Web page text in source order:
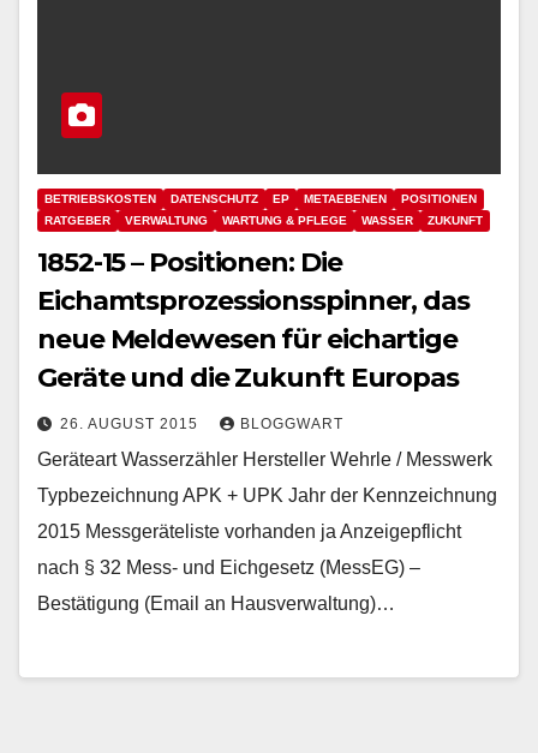
BETRIEBSKOSTEN DATENSCHUTZ EP METAEBENEN
POSITIONEN
RATGEBER
VERWALTUNG WARTUNG & PFLEGE WASSER ZUKUNFT
1852-15 – Positionen: Die
Eichamtsprozessionsspinner, das
neue Meldewesen für eichartige
Geräte und die Zukunft Europas
26. AUGUST 2015 BLOGGWART
Geräteart Wasserzähler Hersteller Wehrle / Messwerk
Typbezeichnung APK + UPK Jahr der Kennzeichnung
2015 Messgeräteliste vorhanden ja Anzeigepflicht
nach § 32 Mess- und Eichgesetz (MessEG) –
Bestätigung (Email an Hausverwaltung)…